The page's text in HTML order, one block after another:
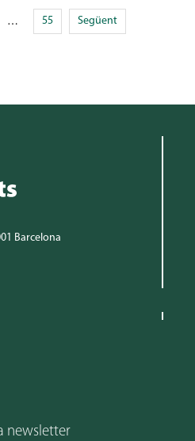
… 55 Següent
Barcelona
newsletter